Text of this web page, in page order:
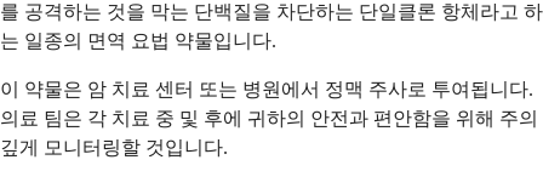
를 공격하는 것을 막는 단백질을 차단하는 단일클론 항체라고 하
는 일종의 면역 요법 약물입니다.
이 약물은 암 치료 센터 또는 병원에서 정맥 주사로 투여됩니다.
의료 팀은 각 치료 중 및 후에 귀하의 안전과 편안함을 위해 주의
깊게 모니터링할 것입니다.